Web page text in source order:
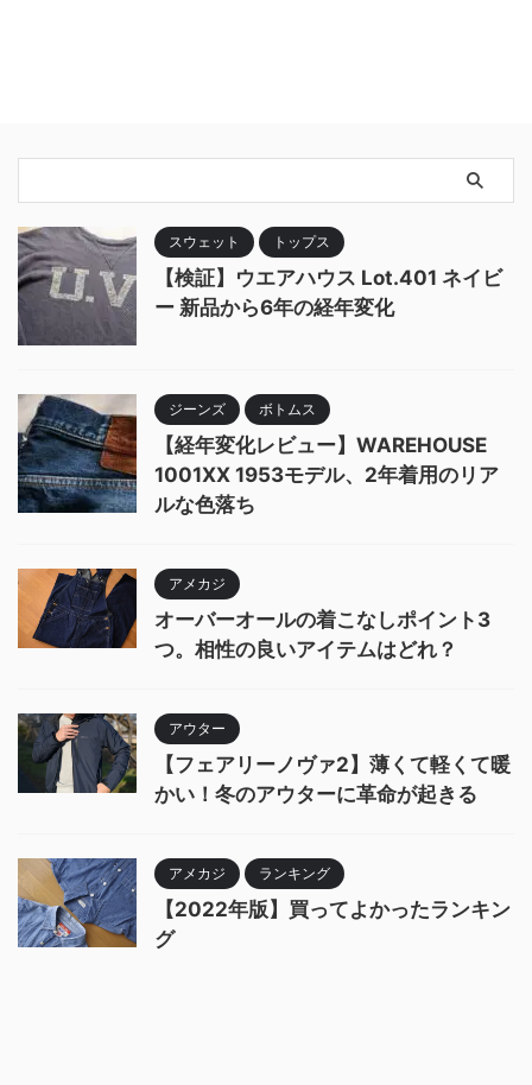
スウェット トップス
【検証】ウエアハウス Lot.401 ネイビ
ー 新品から6年の経年変化
ジーンズ ボトムス
【経年変化レビュー】WAREHOUSE
1001XX 1953モデル、2年着用のリア
ルな色落ち
アメカジ
オーバーオールの着こなしポイント3
つ。相性の良いアイテムはどれ？
アウター
【フェアリーノヴァ2】薄くて軽くて暖
かい！冬のアウターに革命が起きる
アメカジ ランキング
【2022年版】買ってよかったランキン
グ